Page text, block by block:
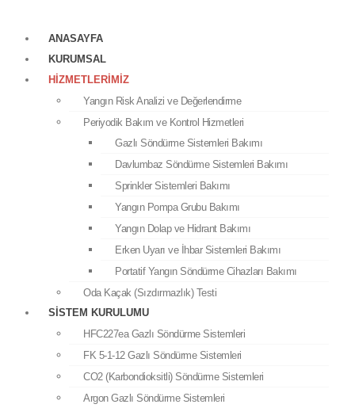
ANASAYFA
KURUMSAL
HIZMETLERIMIZ
Yangın Risk Analizi ve Değerlendirme
Periyodik Bakım ve Kontrol Hizmetleri
Gazlı Söndürme Sistemleri Bakımı
Davlumbaz Söndürme Sistemleri Bakımı
Sprinkler Sistemleri Bakımı
Yangın Pompa Grubu Bakımı
Yangın Dolap ve Hidrant Bakımı
Erken Uyarı ve İhbar Sistemleri Bakımı
Portatif Yangın Söndürme Cihazları Bakımı
Oda Kaçak (Sızdırmazlık) Testi
SISTEM KURULUMU
HFC227ea Gazlı Söndürme Sistemleri
FK 5-1-12 Gazlı Söndürme Sistemleri
CO2 (Karbondioksitli) Söndürme Sistemleri
Argon Gazlı Söndürme Sistemleri
Yangın Risk Analizi ve Değerlendirme
Yangın Dolap ve Hidrant Bakımı
Erken Uyarı ve İhbar Sistemleri Bakımı
Portatif Yangın Söndürme Cihazları Bakımı
Oda Kaçak (Sızdırmazlık) Testi
HFC227ea Gazlı Söndürme Sistemleri
FK 5-1-12 Gazlı Söndürme Sistemleri
CO2 (Karbondioksitli) Söndürme Sistemleri
Argon Gazlı Söndürme Sistemleri
Pano içi Gazlı Söndürme Sistemleri
FE25 (HFC125) Söndürme Sistemi